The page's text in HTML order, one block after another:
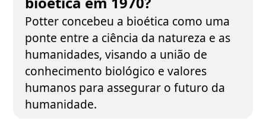
Potter concebeu a bioética como uma
ponte entre a ciência da natureza e as
humanidades, visando a união de
conhecimento biológico e valores
humanos para assegurar o futuro da
humanidade.